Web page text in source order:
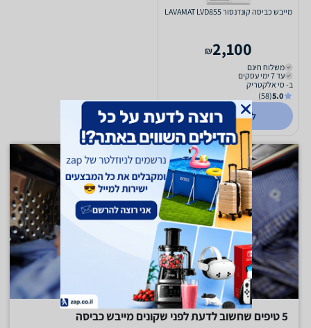
מייבש כביסה קונדנסור LAVAMAT LVD855
2,100
₪
משלוח חינם
עד 7 ימי עסקים
ב- סי אלקטריק
5.0
(58)
לפרטים נוספים
5 טיפים שחשוב לדעת לפני שקונים מייבש כביסה